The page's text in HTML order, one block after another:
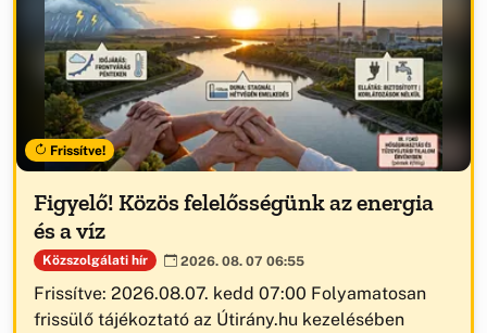
Frissítve!
Figyelő! Közös felelősségünk az energia
és a víz
Közszolgálati hír 2026. 08. 07 06:55
Frissítve: 2026.08.07. kedd 07:00 Folyamatosan
frissülő tájékoztató az Útirány.hu kezelésében